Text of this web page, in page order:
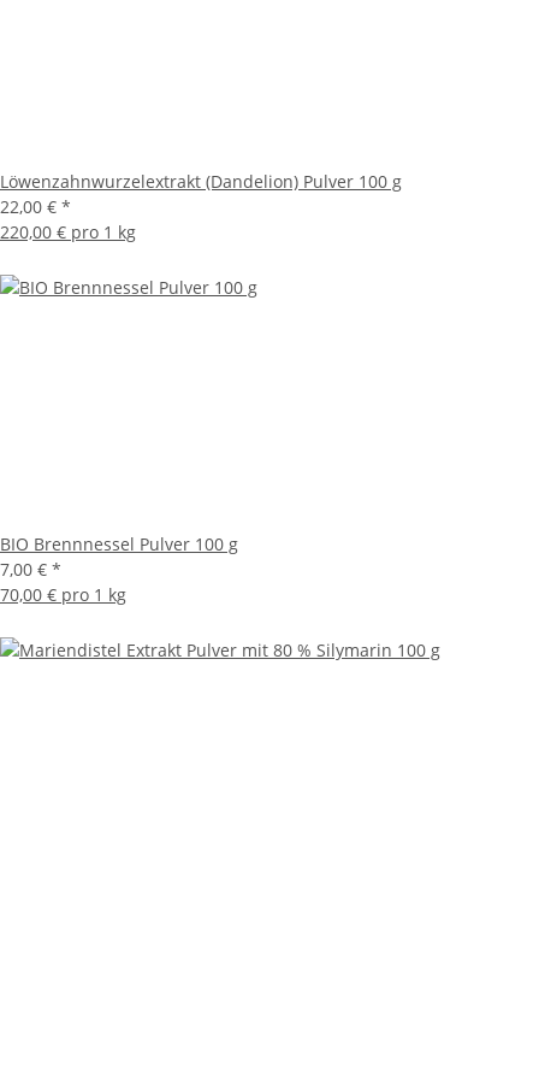
Löwenzahnwurzelextrakt (Dandelion) Pulver 100 g
22,00 € *
220,00 € pro 1 kg
BIO Brennnessel Pulver 100 g
7,00 € *
70,00 € pro 1 kg